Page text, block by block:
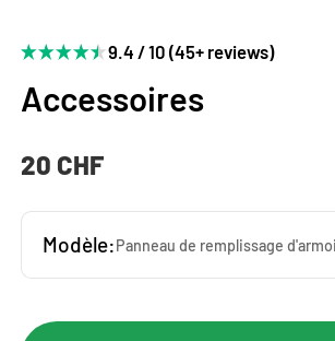
9.4 / 10 (45+ reviews)
Accessoires
20 CHF
Modèle: